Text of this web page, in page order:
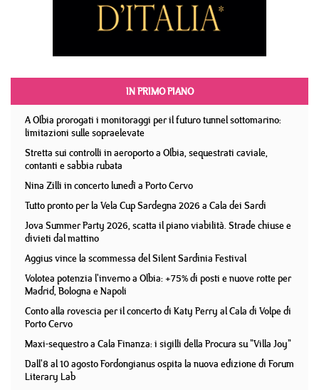
IN PRIMO PIANO
A Olbia prorogati i monitoraggi per il futuro tunnel sottomarino:
limitazioni sulle sopraelevate
Stretta sui controlli in aeroporto a Olbia, sequestrati caviale,
contanti e sabbia rubata
Nina Zilli in concerto lunedì a Porto Cervo
Tutto pronto per la Vela Cup Sardegna 2026 a Cala dei Sardi
Jova Summer Party 2026, scatta il piano viabilità. Strade chiuse e
divieti dal mattino
Aggius vince la scommessa del Silent Sardinia Festival
Volotea potenzia l'inverno a Olbia: +75% di posti e nuove rotte per
Madrid, Bologna e Napoli
Conto alla rovescia per il concerto di Katy Perry al Cala di Volpe di
Porto Cervo
Maxi-sequestro a Cala Finanza: i sigilli della Procura su "Villa Joy"
Dall'8 al 10 agosto Fordongianus ospita la nuova edizione di Forum
Literary Lab